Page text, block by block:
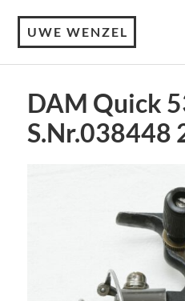
UWE WENZEL
DAM Quick
S.Nr.038448